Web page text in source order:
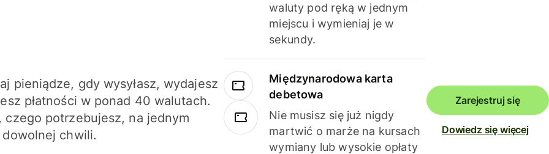
pieniądze, gdy wysyłasz, wydajesz
płatności w ponad 40 walutach.
czego potrzebujesz, na jednym
chwili.
waluty pod ręką w jednym
miejscu i wymieniaj je w
sekundy.
Międzynarodowa karta
debetowa
Nie musisz się już nigdy
martwić o marże na kursach
wymiany lub wysokie opłaty
Zarejestruj się
Dowiedz się więcej